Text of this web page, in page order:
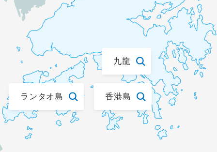
避暑地
スポーツ体験 / 観戦
スポーツ観戦
ゴルフ
その他テーマ
グルメ
香港島
九龍
ランタオ島